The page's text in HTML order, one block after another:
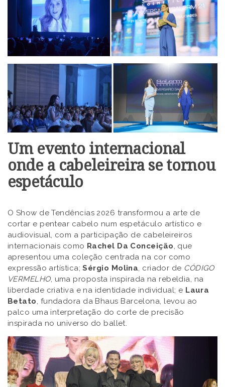
Um evento internacional
onde a cabeleireira se tornou
espetáculo
O Show de Tendências 2026 transformou a arte de
cortar e pentear cabelo num espetáculo artístico e
audiovisual, com a participação de cabeleireiros
internacionais como Rachel Da Conceição, que
apresentou uma coleção centrada na cor como
expressão artística;Sérgio Molina, criador de CÓDIGO
VERMELHO, uma proposta inspirada na rebeldia, na
liberdade criativa e na identidade individual; e Laura
Betato, fundadora da Bhaus Barcelona, levou ao
palco uma interpretação do corte de precisão
inspirada no universo do ballet.